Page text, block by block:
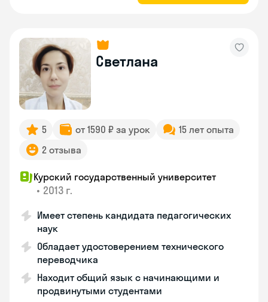
Светлана
5 от 1590 ₽ за урок
15 лет опыта
2 отзыва
Курский государственный университет
• 2013 г.
Имеет степень кандидата педагогических
наук
Обладает удостоверением технического
переводчика
Находит общий язык с начинающими и
продвинутыми студентами